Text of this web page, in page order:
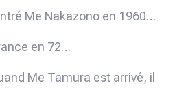
Me Nakazono en 1960…
en 72…
Me Tamura est arrivé, il